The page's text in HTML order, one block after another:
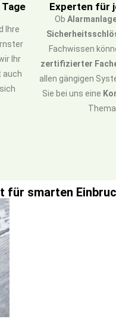
Ihre
Ihr
auch
Experten für
Ob
Fachwissen
zertifizierter
allen gängigen
Sie bei uns eine
für smarten